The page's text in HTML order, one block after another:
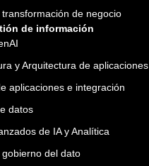
de negocio
de información
y Arquitectura de aplicaciones
aplicaciones e integración
datos
de IA y Analítica
del dato